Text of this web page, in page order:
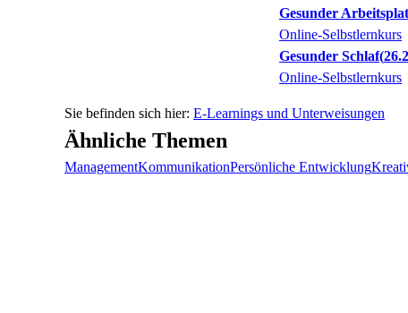
Gesunder
Online-Selbstlernkurs
Gesunder Schlaf
Online-Selbstlernkurs
E-Learnings und Unterweisungen
Ähnliche Themen
ManagementKommunikationPersönliche Entwicklung